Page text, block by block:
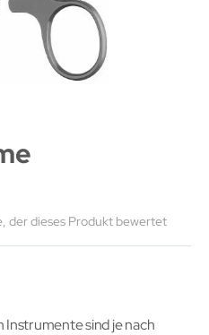
der dieses Produkt bewertet
sind je nach